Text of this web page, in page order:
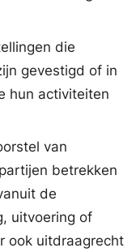
die
gevestigd of in
hun activiteiten
van
betrekken
de
uitvoering of
ook uitdraagrecht